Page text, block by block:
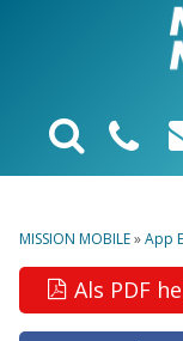
MISSION MOBILE»App
Als PDF